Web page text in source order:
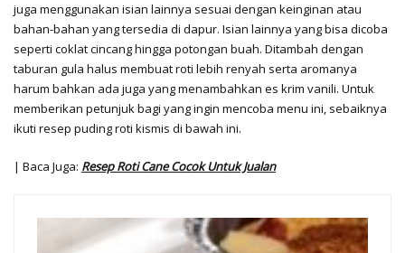
juga menggunakan isian lainnya sesuai dengan keinginan atau
bahan-bahan yang tersedia di dapur. Isian lainnya yang bisa dicoba
seperti coklat cincang hingga potongan buah. Ditambah dengan
taburan gula halus membuat roti lebih renyah serta aromanya
harum bahkan ada juga yang menambahkan es krim vanili. Untuk
memberikan petunjuk bagi yang ingin mencoba menu ini, sebaiknya
ikuti resep puding roti kismis di bawah ini.
| Baca Juga: Resep Roti Cane Cocok Untuk Jualan